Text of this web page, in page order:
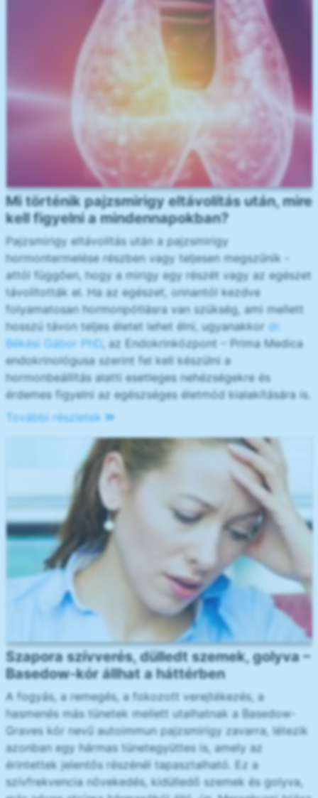
Mi történik pajzsmirigy eltávolítás után, mire
kell figyelni a mindennapokban?
Pajzsmirigy eltávolítás után a pajzsmirigy
hormontermelése részben vagy teljesen megszűnik -
attól függően, hogy a mirigy egy részét vagy az egészet
távolították el. Ha az egészet, onnantól kezdve
folyamatosan hormonpótlásra van szükség, ami mellett
hosszú távon teljes életet lehet élni, ugyanakkor dr.
Békési Gábor PhD
, az Endokrinközpont – Prima Medica
endokrinológusa szerint fel kell készülni a
hormonbeállítás alatti esetleges nehézségekre és
érdemes figyelni az egészséges életmód kialakítására is.
További részletek
Szapora szívverés, dülledt szemek, golyva –
Basedow-kór állhat a háttérben
A fogyás, a remegés, a fokozott verejtékezés, a
hasmenés más tünetek mellett utalhatnak a Basedow-
Graves kór nevű autoimmun pajzsmirigy zavarra, létezik
azonban egy hármas tünetegyüttes is, amely az
érintettek jelentős részénél tapasztalható. Ez a
szívfrekvencia növekedés, kidülledő szemek és golyva,